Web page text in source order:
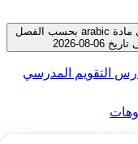
جميع الملفات المتوفرة بحسب الصف السابع في مادة arabic بحسب الفصل
08-2026
التقويم المدرسي